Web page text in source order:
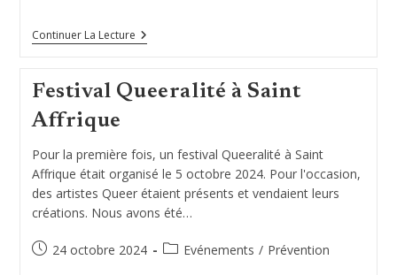
Continuer La LectureNos
Actions
Cette
Lutte
Contre
Le
SIDA
Festival Queeralité à Saint
Affrique
Pour la première fois, un festival Queeralité à Saint
Affrique était organisé le 5 octobre 2024. Pour l'occasion,
des artistes Queer étaient présents et vendaient leurs
créations. Nous avons été…
Publication
24 octobre 2024
PostEvénements / Prévention